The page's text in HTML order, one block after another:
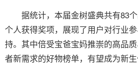
据统计，本届金树盛典共有83个
个人获得奖项，展现了用户对行业
持。其中倍受宝爸宝妈推崇的高品
者新需求的好物榜单，有望成为新